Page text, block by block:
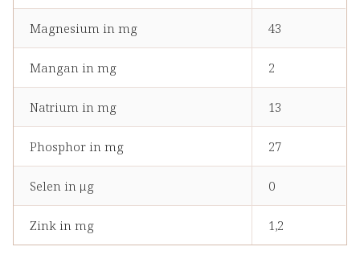
Magnesium in mg 43
Mangan in mg 2
Natrium in mg 13
Phosphor in mg 27
Selen in μg 0
Zink in mg 1,2